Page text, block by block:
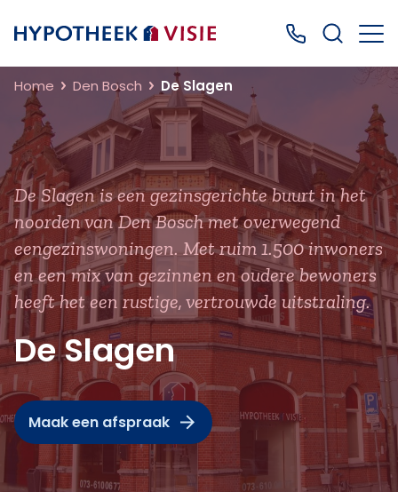
Terug naar home Bel ons: 0499
Home Den Bosch De Slagen
De Slagen is een gezinsgerichte buurt in het
noorden van Den Bosch met overwegend
eengezinswoningen. Met ruim 1.500 inwoners
en een mix van gezinnen en oudere bewoners
heeft het een rustige, vertrouwde uitstraling.
De Slagen
Maak een afspraak